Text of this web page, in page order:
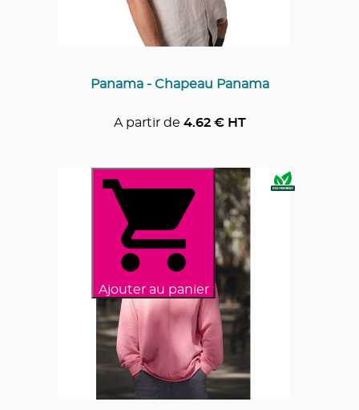
Panama - Chapeau Panama
A partir de 4.62€ HT
Ajouter au panier